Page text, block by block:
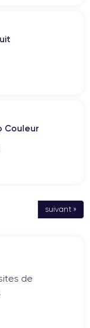
Couleur
suivant »
de